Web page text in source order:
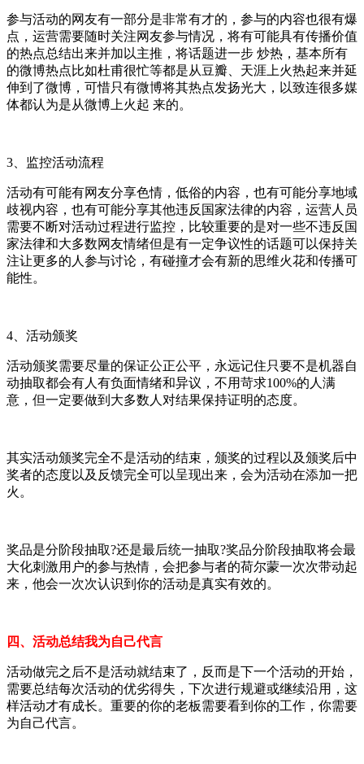
参与活动的网友有一部分是非常有才的，参与的内容也很有爆
点，运营需要随时关注网友参与情况，将有可能具有传播价值
的热点总结出来并加以主推，将话题进一步 炒热，基本所有
的微博热点比如杜甫很忙等都是从豆瓣、天涯上火热起来并延
伸到了微博，可惜只有微博将其热点发扬光大，以致连很多媒
体都认为是从微博上火起 来的。
3、监控活动流程
活动有可能有网友分享色情，低俗的内容，也有可能分享地域
歧视内容，也有可能分享其他违反国家法律的内容，运营人员
需要不断对活动过程进行监控，比较重要的是对一些不违反国
家法律和大多数网友情绪但是有一定争议性的话题可以保持关
注让更多的人参与讨论，有碰撞才会有新的思维火花和传播可
能性。
4、活动颁奖
活动颁奖需要尽量的保证公正公平，永远记住只要不是机器自
动抽取都会有人有负面情绪和异议，不用苛求100%的人满
意，但一定要做到大多数人对结果保持证明的态度。
其实活动颁奖完全不是活动的结束，颁奖的过程以及颁奖后中
奖者的态度以及反馈完全可以呈现出来，会为活动在添加一把
火。
奖品是分阶段抽取?还是最后统一抽取?奖品分阶段抽取将会最
大化刺激用户的参与热情，会把参与者的荷尔蒙一次次带动起
来，他会一次次认识到你的活动是真实有效的。
四、活动总结我为自己代言
活动做完之后不是活动就结束了，反而是下一个活动的开始，
需要总结每次活动的优劣得失，下次进行规避或继续沿用，这
样活动才有成长。重要的你的老板需要看到你的工作，你需要
为自己代言。